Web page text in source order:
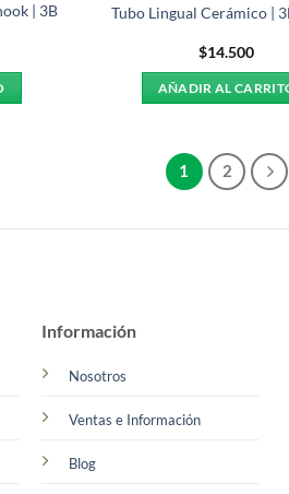
| 3B
Tubo Lingual Cerámico |
$14.500
AÑADIR AL
1 2
Información
Nosotros
Ventas e Información
Blog